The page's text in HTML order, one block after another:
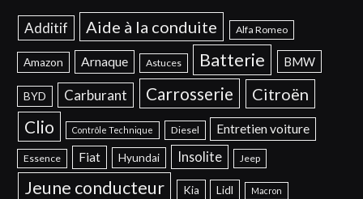
Additif Aide à la conduite Alfa Romeo
Amazon Arnaque Astuces Batterie BMW
BYD Carburant Carrosserie Citroën
Clio Contrôle Technique Diesel Entretien voiture
Essence Fiat Hyundai Insolite Jeep
Jeune conducteur Kia Lidl Macron